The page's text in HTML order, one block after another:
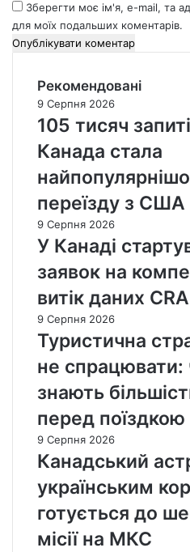
Зберегти моє ім'я, e-mail, та
для моїх подальших коментарів.
Рекомендовані
9 Серпня 2026
105 тисяч
Канада стала
переїзду з США
9 Серпня 2026
У Канаді
заявок на
витік даних CRA
9 Серпня 2026
Туристична
не спрацювати:
знають
перед поїздкою
9 Серпня 2026
Канадський
українським
готується до
місії на МКС